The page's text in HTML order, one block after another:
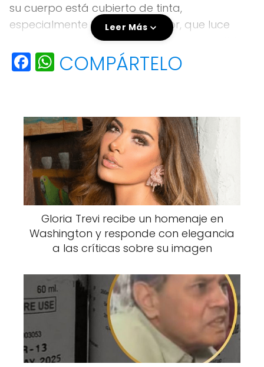
su cuerpo está cubierto de tinta,
especialmente la parte superior, que luce
completamente oscura por la gran cantidad
de tatuajes.
Pero su cambio va mucho más allá del
diseño corporal, entre sus modificaciones
más llamativas se encuentran el cambio de
y otras alteraciones estéticas que han
sorprendido incluso a sus seguidores más
fieles.
En una reciente publicación en Instagram,
Toxii compartió una imagen comparativa del
Leer Más
F
a
e
b
o
o
k
W
ts
A
p
p
COMPÁRTELO
Gloria Trevi recibe un homenaje en
Washington y responde con elegancia
a las críticas sobre su imagen